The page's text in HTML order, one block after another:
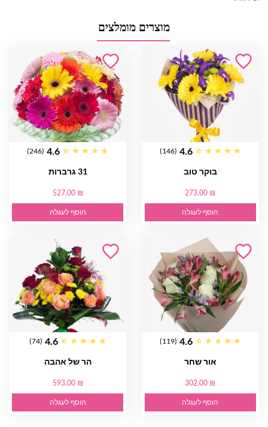
מוצרים מומלצים
4.6
(146)
בוקר טוב
273.00 ₪
הוסף לעגלה
4.6
(246)
31 גרברות
527.00 ₪
הוסף לעגלה
4.6
(119)
אור שחר
302.00 ₪
הוסף לעגלה
4.6
(74)
הר של אהבה
593.00 ₪
הוסף לעגלה